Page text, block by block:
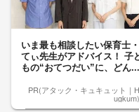
いま最も相談したい保育士・
てぃ先生がアドバイス！ 子
もの“おてつだい”に、どん...
PR(アタック・キュキュット｜H
ugkum)